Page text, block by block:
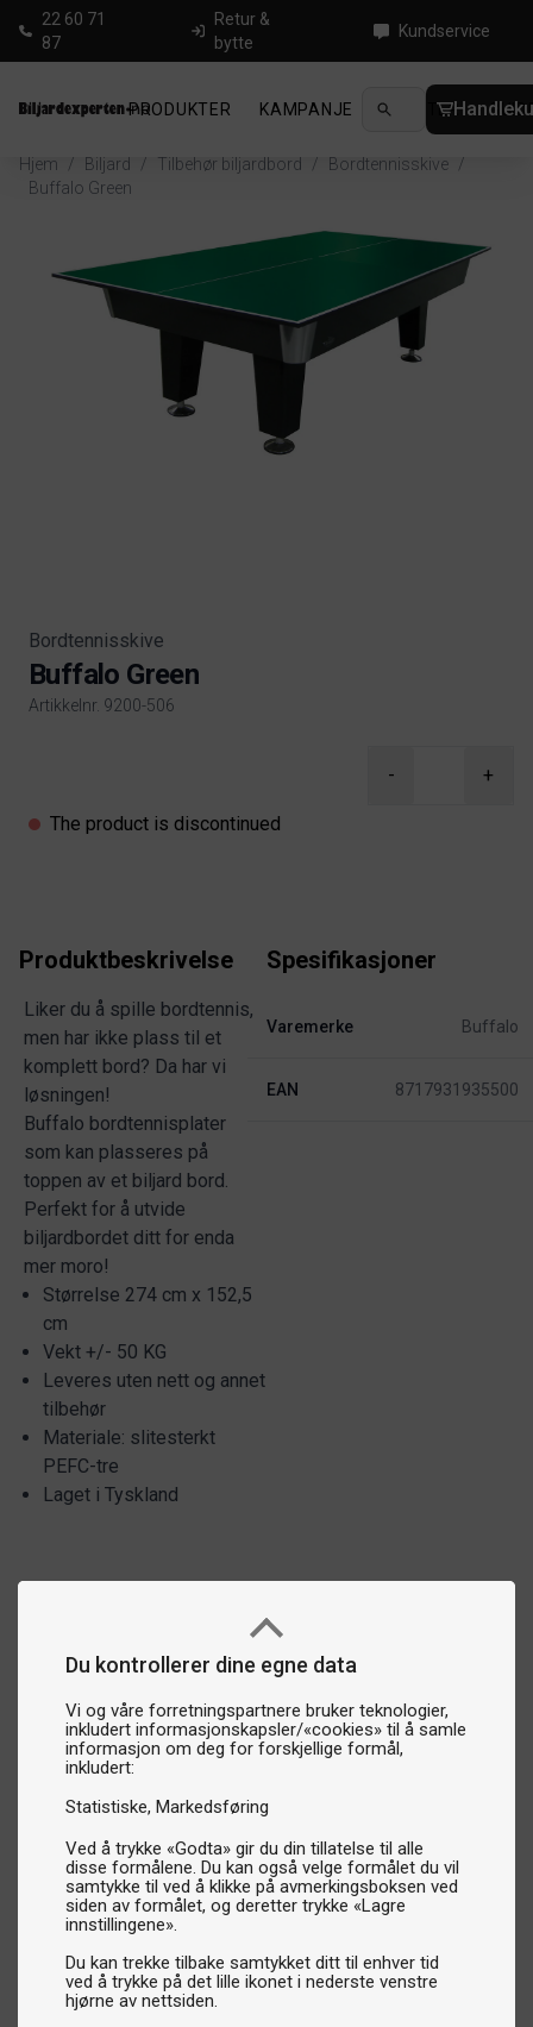
Du kontrollerer dine egne data
Vi og våre forretningspartnere bruker teknologier,
inkludert informasjonskapsler/«cookies» til å samle
informasjon om deg for forskjellige formål,
inkludert:
Statistiske Markedsføring
Ved å trykke «Godta» gir du din tillatelse til alle
disse formålene. Du kan også velge formålet du vil
samtykke til ved å klikke på avmerkingsboksen ved
siden av formålet, og deretter trykke «Lagre
innstillingene».
Du kan trekke tilbake samtykket ditt til enhver tid
ved å trykke på det lille ikonet i nederste venstre
hjørne av nettsiden.
22 60 71
87
Retur &
bytte
Kundservice
PRODUKTER KAMPANJE NYHETER
Hjem / Biljard / Tilbehør biljardbord / Bordtennisskive /
Buffalo Green
Bordtennisskive
Buffalo Green
Artikkelnr. 9200-506
- +
The product is discontinued
Produktbeskrivelse
Liker du å spille bordtennis,
men har ikke plass til et
komplett bord? Da har vi
løsningen!
Buffalo bordtennisplater
som kan plasseres på
toppen av et biljard bord.
Perfekt for å utvide
biljardbordet ditt for enda
mer moro!
Størrelse 274 cm x 152,5
cm
Vekt +/- 50 KG
Leveres uten nett og annet
tilbehør
Materiale: slitesterkt
PEFC-tre
Laget i Tyskland
Spesifikasjoner
Varemerke Buffalo
EAN 8717931935500